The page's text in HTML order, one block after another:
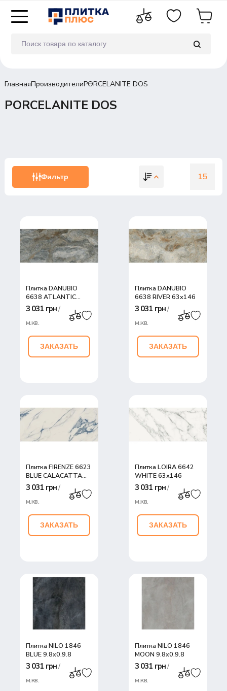
ГлавнаяПроизводителиPORCELANITE DOS
PORCELANITE DOS
Фильтр 15
30
45
Плитка DANUBIO
6638 ATLANTIC
63x146
3 031 грн/
м.кв.
ЗАКАЗАТЬ
Плитка DANUBIO
6638 RIVER 63x146
3 031 грн/
м.кв.
ЗАКАЗАТЬ
Плитка FIRENZE 6623
BLUE CALACATTA
63x146
3 031 грн/
м.кв.
ЗАКАЗАТЬ
Плитка LOIRA 6642
WHITE 63х146
3 031 грн/
м.кв.
ЗАКАЗАТЬ
Плитка NILO 1846
BLUE 9,8x0,9,8
3 031 грн/
м.кв.
Плитка NILO 1846
MOON 9,8x0,9,8
3 031 грн/
м.кв.